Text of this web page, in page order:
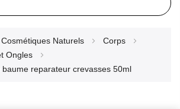
Naturels
Corps
Ongles
baume reparateur crevasses 50ml